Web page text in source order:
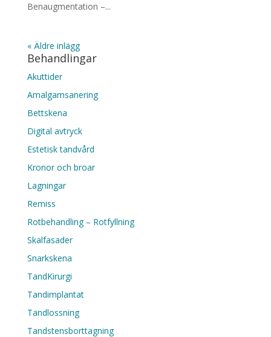
Benaugmentation –...
« Äldre inlägg
Behandlingar
Akuttider
Amalgamsanering
Bettskena
Digital avtryck
Estetisk tandvård
Kronor och broar
Lagningar
Remiss
Rotbehandling – Rotfyllning
Skalfasader
Snarkskena
TandKirurgi
Tandimplantat
Tandlossning
Tandstensborttagning